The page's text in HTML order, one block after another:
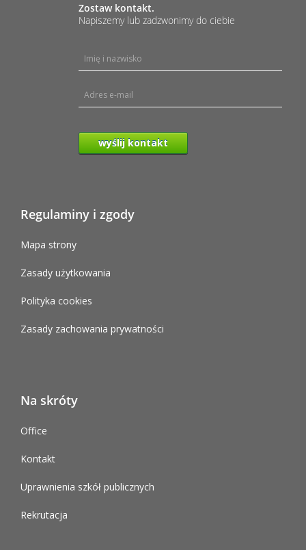
Zostaw kontakt.
Napiszemy lub zadzwonimy do ciebie
wyślij kontakt
Regulaminy i zgody
Mapa strony
Zasady użytkowania
Polityka cookies
Zasady zachowania prywatności
Na skróty
Office
Kontakt
Uprawnienia szkół publicznych
Rekrutacja